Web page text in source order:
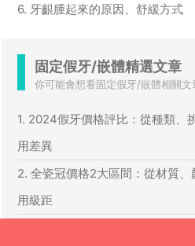
6. 牙齦腫起來的原因、舒緩方式
固定假牙/嵌體精選文章
你可能會想看固定假牙/嵌體相關文
1. 2024假牙價格評比：從種類、
用差異
2. 全瓷冠價格2大區間：從材質
用級距